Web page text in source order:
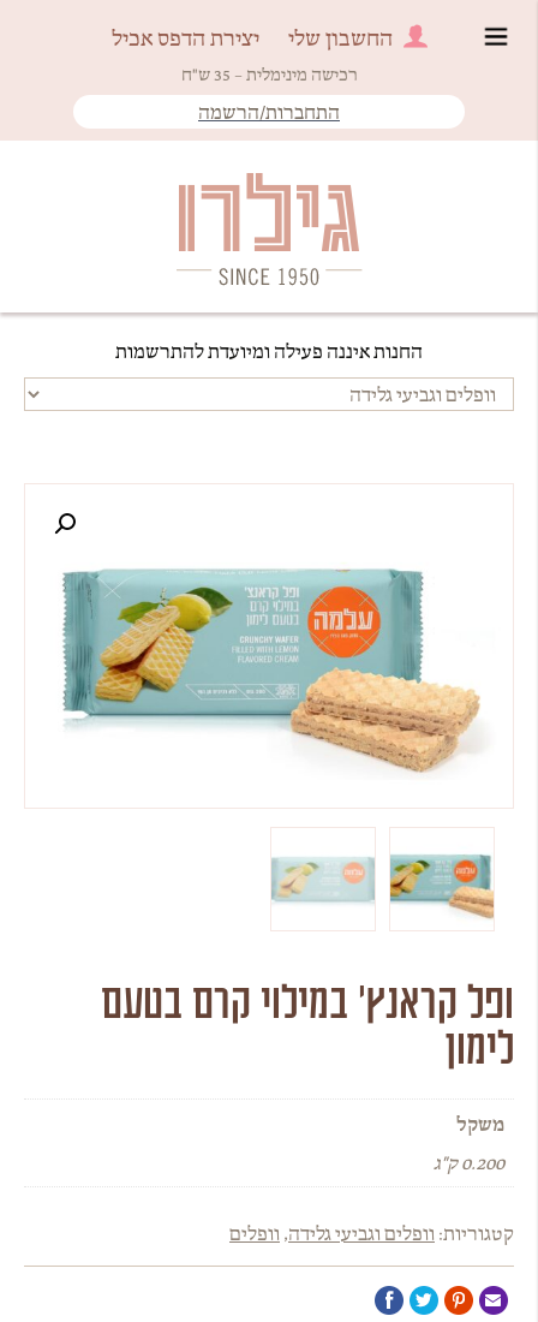
החשבון שלי יצירת הדפס אכיל
רכישה מינימלית – 35 ש"ח
התחברות/הרשמה
גילרו
Since 1950
החנות איננה פעילה ומיועדת להתרשמות
ופל קראנץ׳ במילוי קרם בטעם
לימון
משקל
0.200 ק"ג
קטגוריות: וופלים וגביעי גלידה, וופלים